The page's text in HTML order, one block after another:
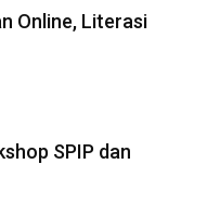
Online, Literasi
SPIP dan